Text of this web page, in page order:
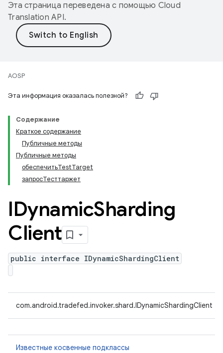
Эта страница переведена с помощью Cloud
Translation API.
AOSP
Эта информация оказалась полезной?
Содержание
Краткое содержание
Публичные методы
Публичные методы
обеспечитьTestTarget
запросТесттаржет
IDynamicSharding
Client
public interface IDynamicShardingClient
com.android.tradefed.invoker.shard.IDynamicShardingClient
Известные косвенные подклассы